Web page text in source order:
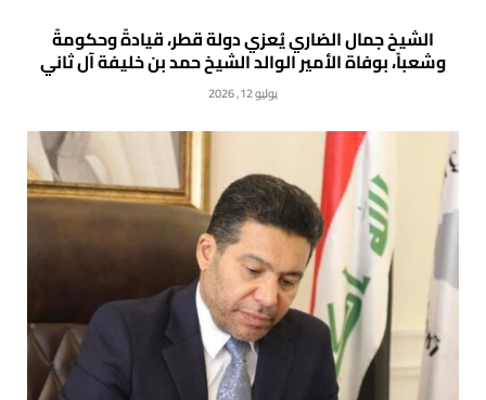
الشيخ جمال الضاري يُعزي دولة قطر، قيادةً وحكومةً
وشعباً، بوفاة الأمير الوالد الشيخ حمد بن خليفة آل ثاني
يوليو 12, 2026